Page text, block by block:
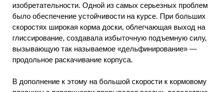
изобретательности. Одной из самых серьезных проблем
было обеспечение устойчивости на курсе. При больших
скоростях широкая корма доски, облегчающая выход на
глиссирование, создавала избыточную подъемную силу,
вызывающую так называемое «дельфинирование» —
продольное раскачивание корпуса.
В дополнение к этому на большой скорости к кормовому